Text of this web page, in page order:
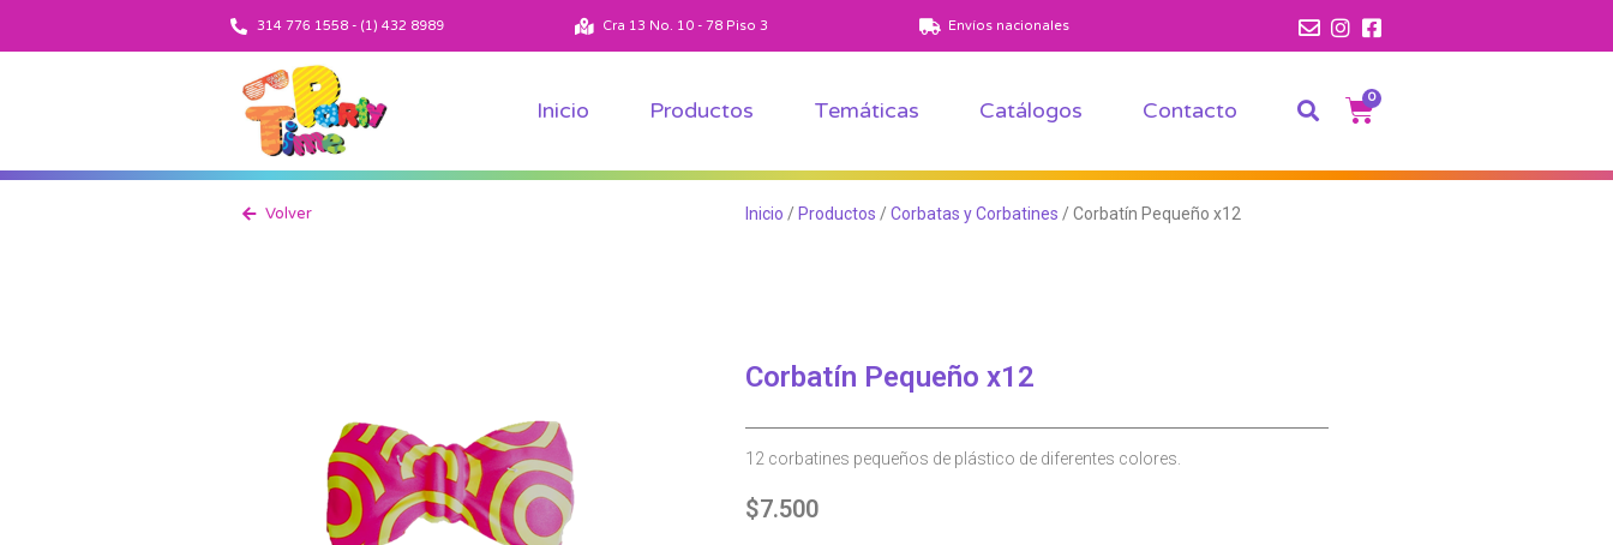
314 776 1558 - (1) 432 8989 Cra 13 No. 10 - 78 Piso 3 Envíos nacionales
Inicio Productos Temáticas Catálogos Contacto
0
Volver Inicio / Productos /Corbatas y Corbatines / Corbatín Pequeño x12
Corbatín Pequeño x12
12 corbatines pequeños de plástico de diferentes colores.
$7.500